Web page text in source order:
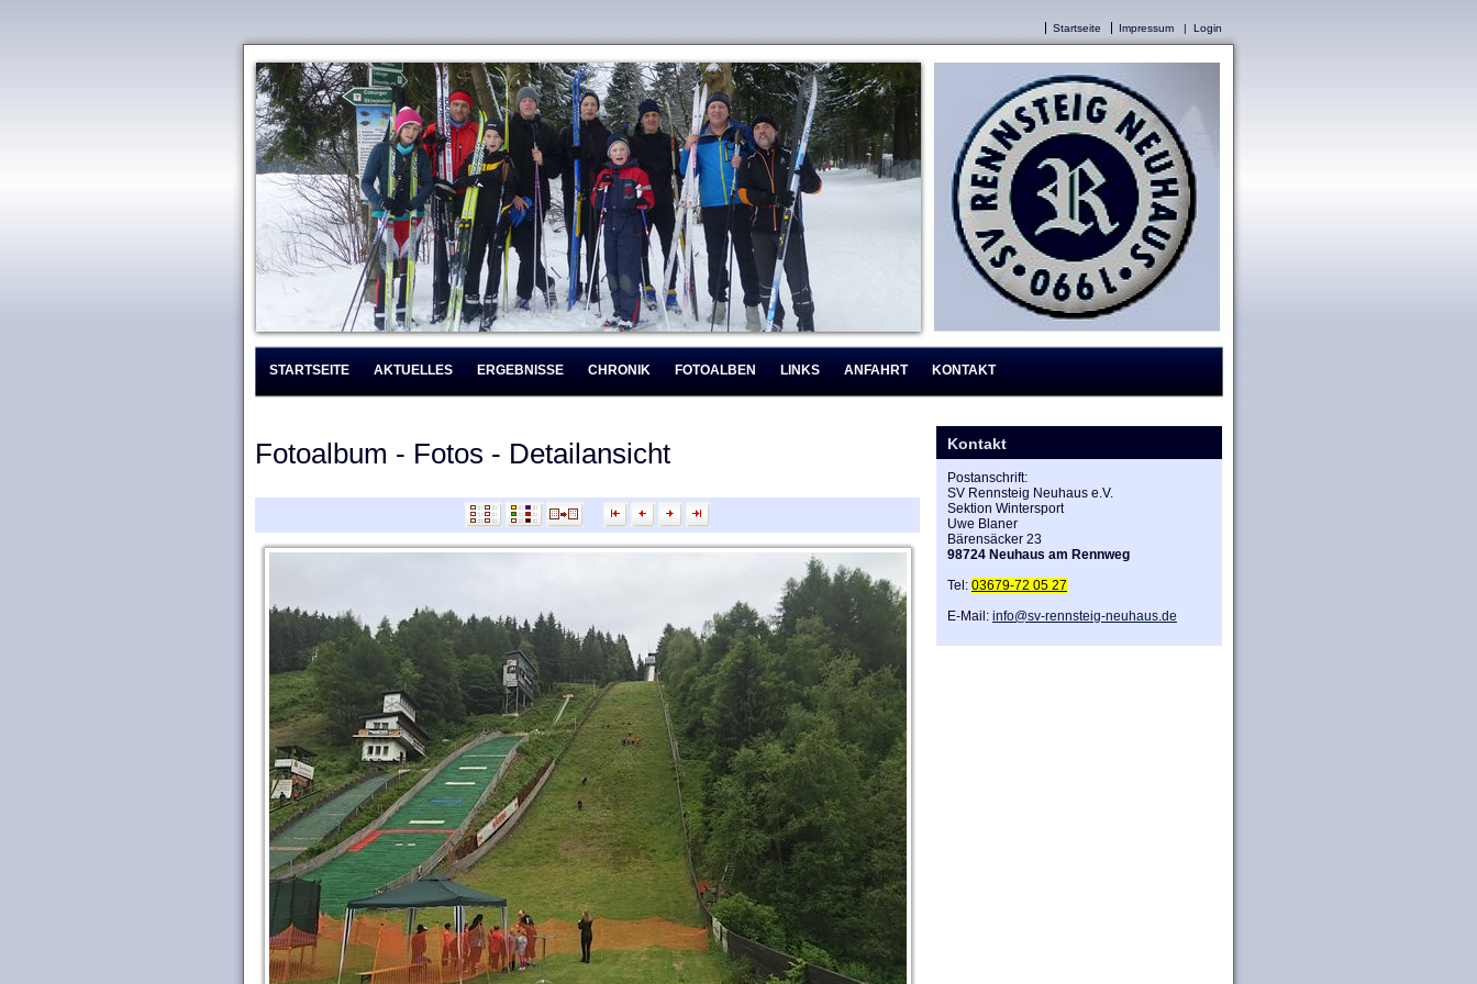
Startseite Impressum | Login
STARTSEITE AKTUELLES ERGEBNISSE CHRONIK FOTOALBEN LINKS ANFAHRT KONTAKT
Fotoalbum - Fotos - Detailansicht Kontakt
Postanschrift:
SV Rennsteig Neuhaus e.V.
Sektion Wintersport
Uwe Blaner
Bärensäcker 23
98724 Neuhaus am Rennweg
Tel: 03679-72 05 27
E-Mail: info@sv-rennsteig-neuhaus.de